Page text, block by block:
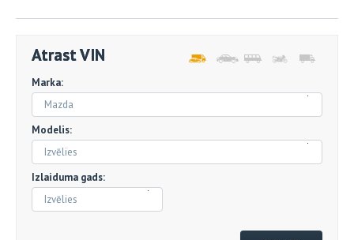
Atrast VIN
Marka:
Mazda
Modelis:
Izvēlies
Izlaiduma gads:
Izvēlies